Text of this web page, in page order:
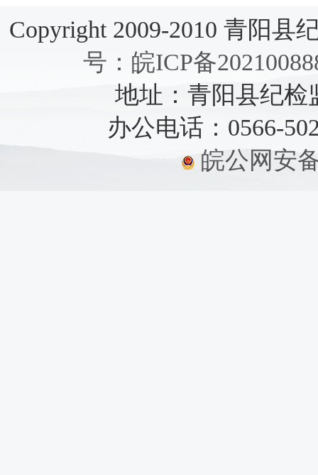
Copyright 2009-2010 青阳县
号：皖ICP备
地址：青阳县纪检
办公电话：0566-
皖公网安